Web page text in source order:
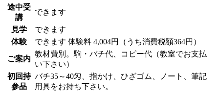
途中受
講
できます
見学
できます
体験
できます 体験料 4,004円（うち消費税額364円）
ご案内
教材費別。駒・バチ代、コピー代（教室でお支払
い下さい）
初回持
参品
バチ35～40匁、指かけ、ひざゴム、ノート、筆記
用具をお持ち下さい。